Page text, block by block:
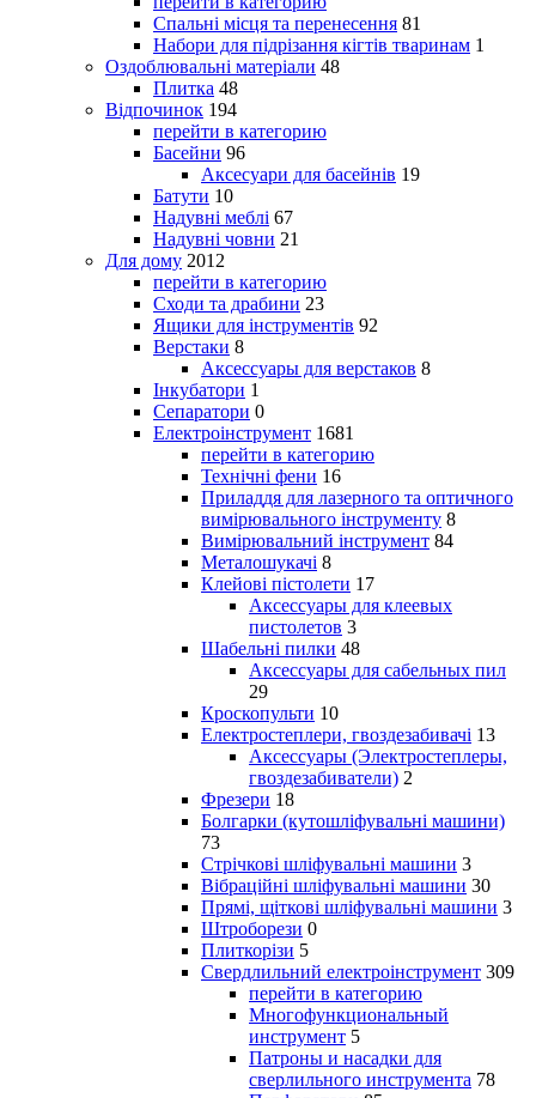
Спальні місця та перенесення 81
Набори для підрізання кігтів тваринам 1
Оздоблювальні матеріали 48
Плитка 48
Відпочинок 194
перейти в категорию
Басейни 96
Аксесуари для басейнів 19
Батути 10
Надувні меблі 67
Надувні човни 21
Для дому 2012
перейти в категорию
Сходи та драбини 23
Ящики для інструментів 92
Верстаки 8
Аксессуары для верстаков 8
Інкубатори 1
Сепаратори 0
Електроінструмент 1681
перейти в категорию
Технічні фени 16
Приладдя для лазерного та оптичного
вимірювального інструменту 8
Вимірювальний інструмент 84
Металошукачі 8
Клейові пістолети 17
Аксессуары для клеевых
пистолетов 3
Шабельні пилки 48
Аксессуары для сабельных пил
29
Кроскопульти 10
Електростеплери, гвоздезабивачі 13
Аксессуары (Электростеплеры,
гвоздезабиватели) 2
Фрезери 18
Болгарки (кутошліфувальні машини)
73
Стрічкові шліфувальні машини 3
Вібраційні шліфувальні машини 30
Прямі, щіткові шліфувальні машини 3
Штроборези 0
Плиткорізи 5
Свердлильний електроінструмент 309
перейти в категорию
Многофункциональный
инструмент 5
Патроны и насадки для
сверлильного инструмента 78